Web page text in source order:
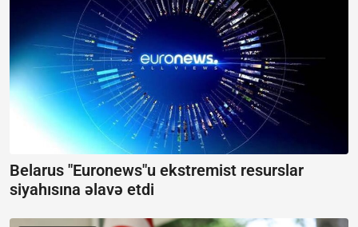
Belarus "Euronews"u ekstremist resurslar
siyahısına əlavə etdi